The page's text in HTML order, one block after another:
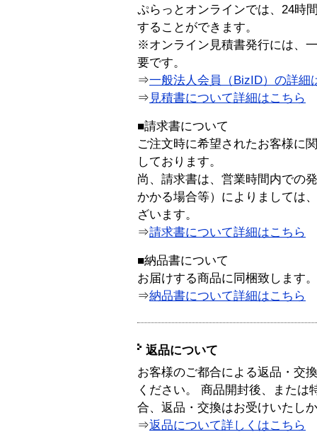
ぷらっとオンラインでは、24時
することができます。
※オンライン見積書発行には、
要です。
⇒一般法人会員（BizID）の詳細
⇒ 見積書について詳細はこちら
■請求書について
ご注文時に希望されたお客様に
しております。
尚、請求書は、営業時間内での
かかる場合等）によりましては
ざいます。
⇒請求書について詳細はこちら
■納品書について
お届けする商品に同梱致します。
⇒納品書について詳細はこちら
返品について
お客様のご都合による返品・交
ください。 商品開封後、または
合、返品・交換はお受けいたし
⇒返品について詳しくはこちら